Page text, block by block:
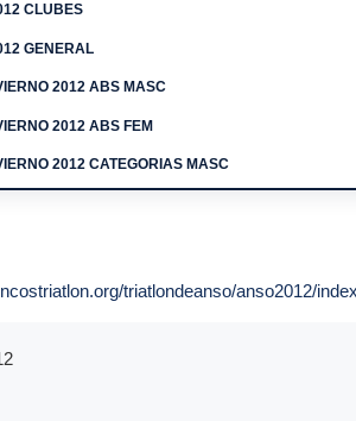
CLUBES
GENERAL
2012 ABS MASC
2012 ABS FEM
2012 CATEGORIAS MASC
triatlondeanso/anso2012/